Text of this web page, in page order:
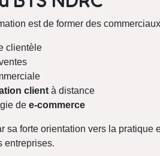
est de former des
clientèle
clientà distance
de e-commerce
sa forte orientation vers la pratique
entreprises.